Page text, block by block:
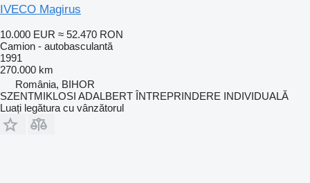
IVECO Magirus
10.000 EUR ≈ 52.470 RON
Camion - autobasculantă
1991
270.000 km
România, BIHOR
SZENTMIKLOSI ADALBERT ÎNTREPRINDERE INDIVIDUALĂ
Luați legătura cu vânzătorul